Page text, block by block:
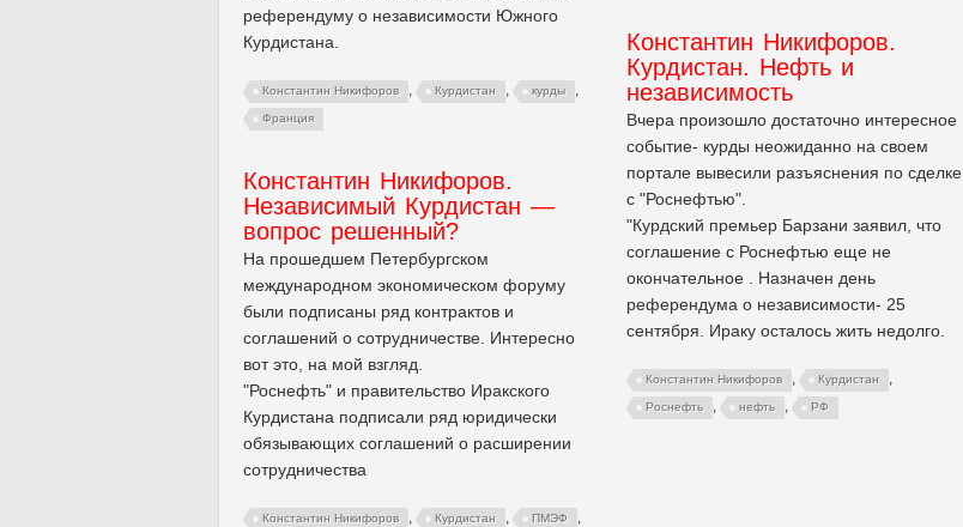
референдуму о независимости Южного
Курдистана.
Константин Никифоров , Курдистан , курды ,
Франция
Константин Никифоров.
Курдистан. Нефть и
независимость
Вчера произошло достаточно интересное
событие- курды неожиданно на своем
портале вывесили разъяснения по сделке
с "Роснефтью".
"Курдский премьер Барзани заявил, что
соглашение с Роснефтью еще не
окончательное . Назначен день
референдума о независимости- 25
сентября. Ираку осталось жить недолго.
Константин Никифоров , Курдистан ,
Роснефть , нефть , РФ
Константин Никифоров.
Независимый Курдистан —
вопрос решенный?
На прошедшем Петербургском
международном экономическом форуму
были подписаны ряд контрактов и
соглашений о сотрудничестве. Интересно
вот это, на мой взгляд.
"Роснефть" и правительство Иракского
Курдистана подписали ряд юридически
обязывающих соглашений о расширении
сотрудничества
Константин Никифоров , Курдистан , ПМЭФ ,